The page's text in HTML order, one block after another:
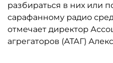
разбираться в них или
сарафанному радио
отмечает директор
агрегаторов (АТАГ)